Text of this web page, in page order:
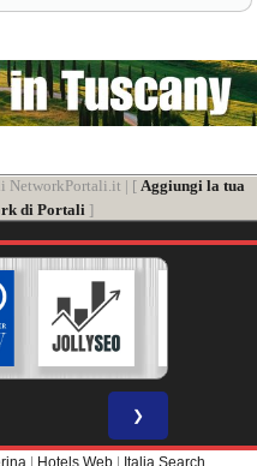
NetworkPortali.it | [Aggiungi la tua
di Portali]
❯
Hotels Web Italia Search